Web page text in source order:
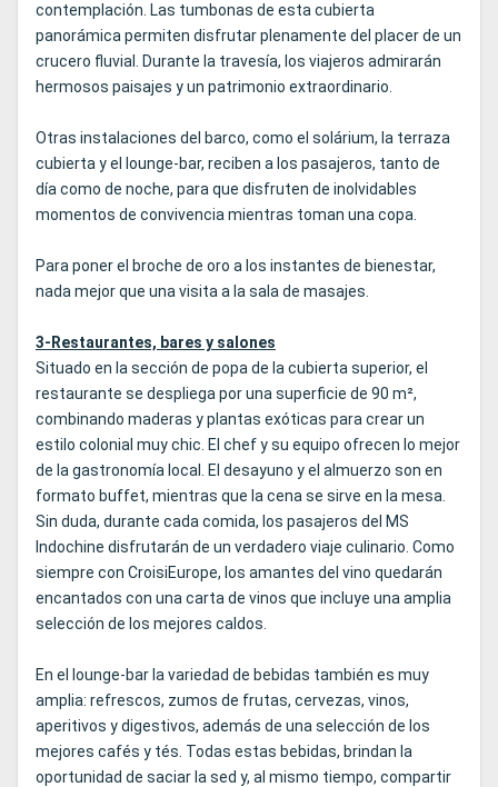
contemplación. Las tumbonas de esta cubierta
panorámica permiten disfrutar plenamente del placer de un
crucero fluvial. Durante la travesía, los viajeros admirarán
hermosos paisajes y un patrimonio extraordinario.
Otras instalaciones del barco, como el solárium, la terraza
cubierta y el lounge-bar, reciben a los pasajeros, tanto de
día como de noche, para que disfruten de inolvidables
momentos de convivencia mientras toman una copa.
Para poner el broche de oro a los instantes de bienestar,
nada mejor que una visita a la sala de masajes.
3-Restaurantes, bares y salones
Situado en la sección de popa de la cubierta superior, el
restaurante se despliega por una superficie de 90 m²,
combinando maderas y plantas exóticas para crear un
estilo colonial muy chic. El chef y su equipo ofrecen lo mejor
de la gastronomía local. El desayuno y el almuerzo son en
formato buffet, mientras que la cena se sirve en la mesa.
Sin duda, durante cada comida, los pasajeros del MS
Indochine disfrutarán de un verdadero viaje culinario. Como
siempre con CroisiEurope, los amantes del vino quedarán
encantados con una carta de vinos que incluye una amplia
selección de los mejores caldos.
En el lounge-bar la variedad de bebidas también es muy
amplia: refrescos, zumos de frutas, cervezas, vinos,
aperitivos y digestivos, además de una selección de los
mejores cafés y tés. Todas estas bebidas, brindan la
oportunidad de saciar la sed y, al mismo tiempo, compartir